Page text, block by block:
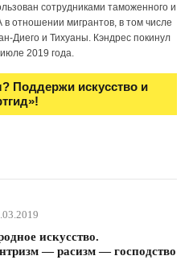
сотрудниками таможенного и
отношении мигрантов, в том числе
Диего и Тихуаны. Кэндрес покинул
2019 года.
Поддержи искусство и
искусство.
— расизм — господство